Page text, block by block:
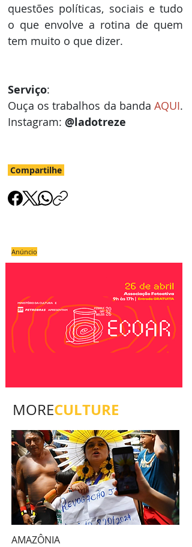
questões políticas, sociais e tudo
o que envolve a rotina de quem
tem muito o que dizer.
Serviço:
Ouça os trabalhos da banda AQUI.
Instagram: @ladotreze
Compartilhe
Anúncio
MORECULTURE
AMAZÔNIA